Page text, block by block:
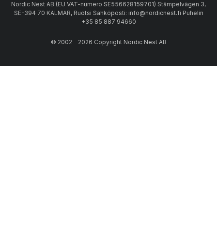
Nordic Nest AB (EU VAT-numero SE556628159701) Stämpelvägen 3,
SE-394 70 KALMAR, Ruotsi Sähköposti: info@nordicnest.fi Puhelin
+35 85 887 94660
© 2002 - 2026 Copyright Nordic Nest AB